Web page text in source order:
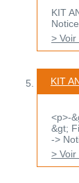
KIT
>
KIT
<p>-
&gt;
->
>